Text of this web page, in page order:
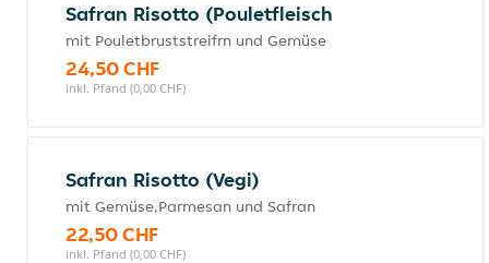
Safran Risotto (Pouletfleisch
mit Pouletbruststreifrn und Gemüse
24,50 CHF
inkl. Pfand (0,00 CHF)
Safran Risotto (Vegi)
mit Gemüse,Parmesan und Safran
22,50 CHF
inkl. Pfand (0,00 CHF)